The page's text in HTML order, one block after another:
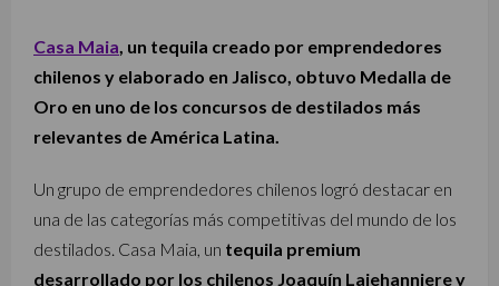
Casa Maia, un tequila creado por emprendedores
chilenos y elaborado en Jalisco, obtuvo Medalla de
Oro en uno de los concursos de destilados más
relevantes de América Latina.
Un grupo de emprendedores chilenos logró destacar en
una de las categorías más competitivas del mundo de los
destilados. Casa Maia, un tequila premium
desarrollado por los chilenos Joaquín Lajehanniere y